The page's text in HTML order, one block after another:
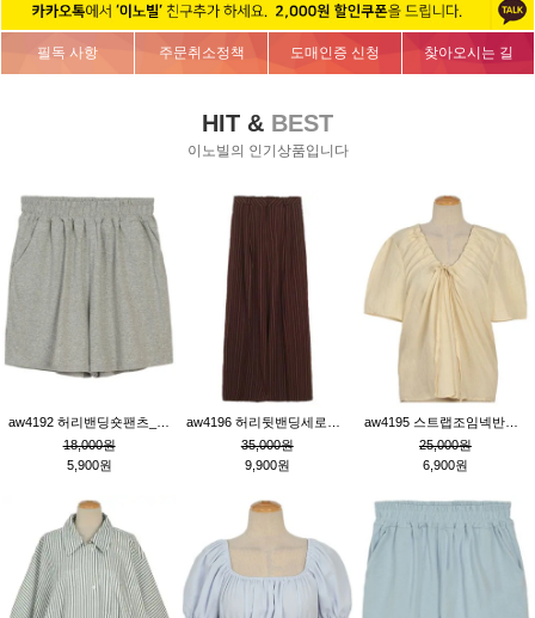
필독 사항 주문취소정책 도매인증 신청 찾아오시는 길
HIT & BEST
이노빌의 인기상품입니다
18,000원
5,900원
35,000원
9,900원
25,000원
6,900원